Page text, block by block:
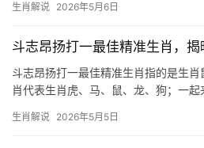
中，生肖虎最契合这一特质，虎为百兽
生肖解说 2026年5月6日
斗志昂扬打一最佳精准生肖，
斗志昂扬打一最佳精准生肖指的是生
肖代表生肖虎、马、鼠、龙、狗；一
为火马年，能量炽烈动荡，对特定生肖
生肖解说 2026年5月5日